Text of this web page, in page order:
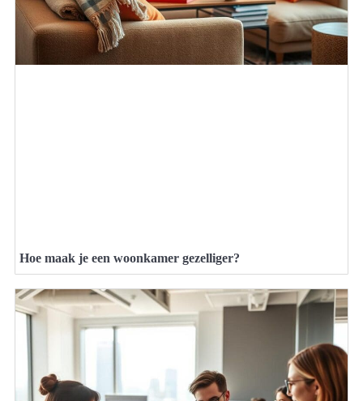
Hoe maak je een woonkamer gezelliger?